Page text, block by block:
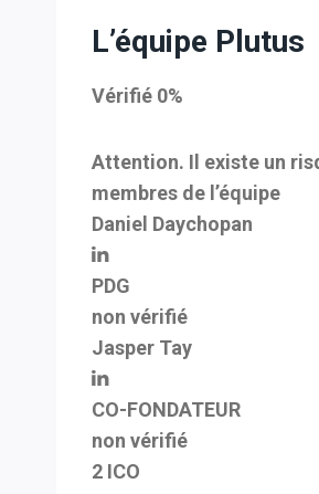
L’équipe Plutus
Vérifié 0%
Attention. Il existe un
membres de l’équipe
Daniel Daychopan
PDG
non vérifié
Jasper Tay
CO-FONDATEUR
non vérifié
2 ICO